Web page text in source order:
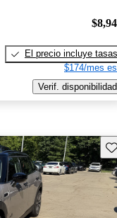
El precio incluye tasas
$174/mes
Verif. disponibilidad